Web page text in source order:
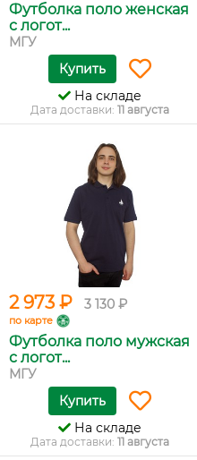
Футболка поло женская
с логот...
МГУ
Купить
На складе
Дата доставки: 11 августа
2 973 ₽ 3 130 ₽
по карте
Футболка поло мужская
с логот...
МГУ
Купить
На складе
Дата доставки: 11 августа